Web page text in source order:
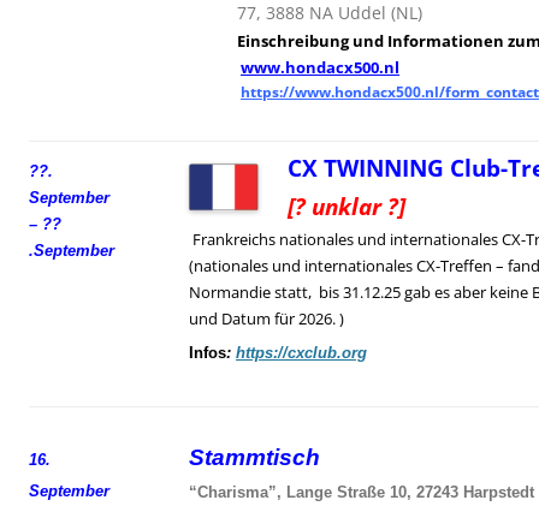
77, 3888 NA Uddel (NL)
Einschreibung und Informationen
www.hondacx500.nl
https://www.hondacx500.nl/
??.
September
– ??
.September
CX TWINNING Club-
[? unklar ?]
Frankreichs nationales und internationales CX-
(nationales und internationales CX-Treffen –
Normandie statt, bis 31.12.25 gab es aber keine
und Datum für 2026. )
Infos: https://cxclub.org
16.
September
Stammtisch
“Charisma”, Lange Straße 10, 27243 Harpstedt